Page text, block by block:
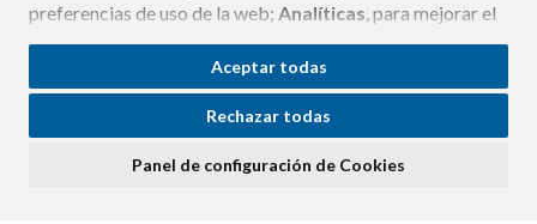
preferencias de uso de la web; Analíticas, para mejorar el
funcionamiento de la web y sus servicios.
Si acepta pulsando el botón“Aceptar todas”
consideramos que acepta su uso. Si pulsa el botón
ninguna acción, se guardarán las cookies técnicas
Aceptar todas
Rechazar todas
Panel de configuración de Cookies